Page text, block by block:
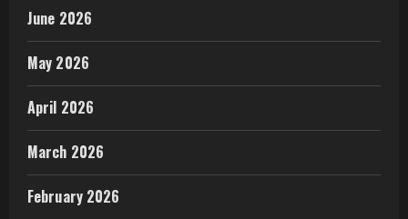
June 2026
May 2026
April 2026
March 2026
February 2026